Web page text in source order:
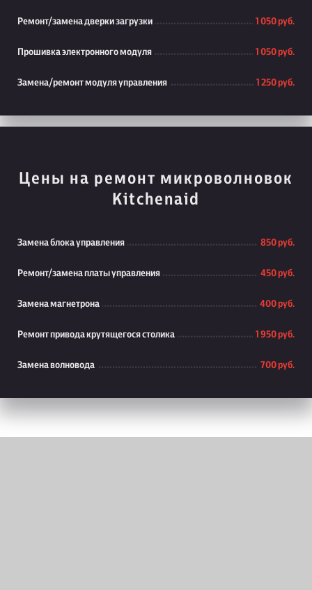
Ремонт/замена дверки загрузки 1 050 руб.
Прошивка электронного модуля 1 050 руб.
Замена/ремонт модуля управления 1 250 руб.
Цены на ремонт микроволновок
Kitchenaid
Замена блока управления 850 руб.
Ремонт/замена платы управления 450 руб.
Замена магнетрона 400 руб.
Ремонт привода крутящегося столика 1 950 руб.
Замена волновода 700 руб.